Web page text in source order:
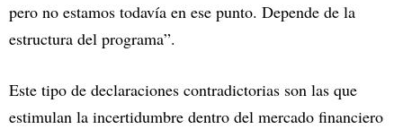
pero no estamos todavía en ese punto. Depende de la
estructura del programa”.
Este tipo de declaraciones contradictorias son las que
estimulan la incertidumbre dentro del mercado financiero